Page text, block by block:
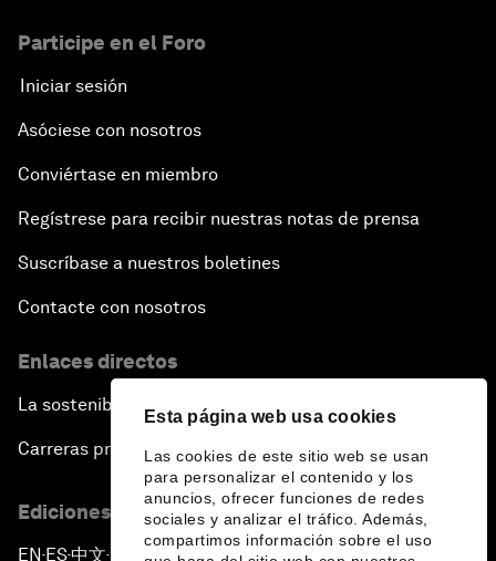
Esta página web usa cookies
Las cookies de este sitio web se usan
para personalizar el contenido y los
anuncios, ofrecer funciones de redes
sociales y analizar el tráfico. Además,
compartimos información sobre el uso
Participe en el Foro
Iniciar sesión
Asóciese con nosotros
Conviértase en miembro
Regístrese para recibir nuestras notas de prensa
Suscríbase a nuestros boletines
Contacte con nosotros
Enlaces directos
La sostenibilidad en el Foro
Carreras profesionales
Ediciones en otros idiomas
EN ▪ES▪中文▪ 日本語